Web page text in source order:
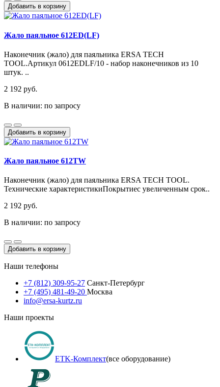
Добавить в корзину
Жало паяльное 612ED(LF)
Наконечник (жало) для паяльника ERSA TECH
TOOL.Артикул 0612EDLF/10 - набор наконечников из 10
штук. ..
2 192 руб.
В наличии: по запросу
Добавить в корзину
Жало паяльное 612TW
Наконечник (жало) для паяльника ERSA TECH TOOL.
Технические характеристикиПокрытиес увеличенным срок..
2 192 руб.
В наличии: по запросу
Добавить в корзину
Наши телефоны
+7 (812) 309-95-27 Санкт-Петербург
+7 (495) 481-49-20 Москва
info@ersa-kurtz.ru
Наши проекты
ETK-Комплект(все оборудование)